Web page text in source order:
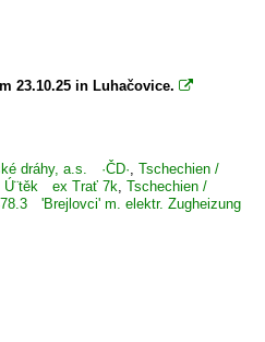
23.10.25 in Luhačovice. 
dráhy, a.s. ·ČD·, Tschechien /
ex Trať 7k, Tschechien /
'Brejlovci' m. elektr. Zugheizung